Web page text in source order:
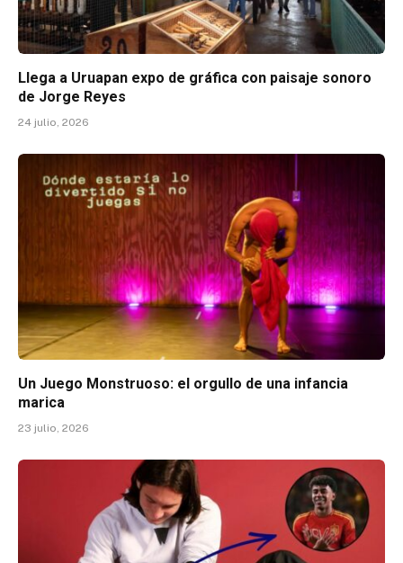
Llega a Uruapan expo de gráfica con paisaje sonoro
de Jorge Reyes
24 julio, 2026
Un Juego Monstruoso: el orgullo de una infancia
marica
23 julio, 2026